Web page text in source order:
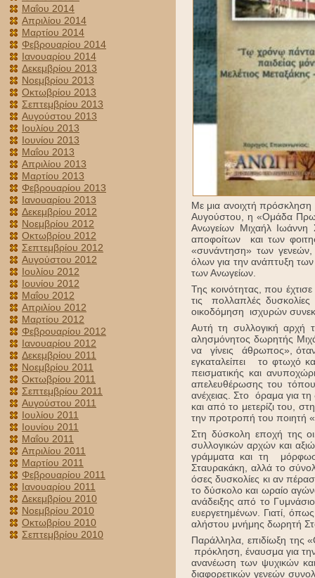
Μαΐου 2014
Απριλίου 2014
Μαρτίου 2014
Φεβρουαρίου 2014
Ιανουαρίου 2014
Δεκεμβρίου 2013
Νοεμβρίου 2013
Οκτωβρίου 2013
Σεπτεμβρίου 2013
Αυγούστου 2013
Ιουλίου 2013
Ιουνίου 2013
Μαΐου 2013
Απριλίου 2013
Μαρτίου 2013
Φεβρουαρίου 2013
Ιανουαρίου 2013
Δεκεμβρίου 2012
Νοεμβρίου 2012
Οκτωβρίου 2012
Σεπτεμβρίου 2012
Αυγούστου 2012
Ιουλίου 2012
Ιουνίου 2012
Μαΐου 2012
Απριλίου 2012
Μαρτίου 2012
Φεβρουαρίου 2012
Ιανουαρίου 2012
Δεκεμβρίου 2011
Νοεμβρίου 2011
Οκτωβρίου 2011
Σεπτεμβρίου 2011
Αυγούστου 2011
Ιουλίου 2011
Ιουνίου 2011
Μαΐου 2011
Απριλίου 2011
Μαρτίου 2011
Φεβρουαρίου 2011
Ιανουαρίου 2011
Δεκεμβρίου 2010
Νοεμβρίου 2010
Οκτωβρίου 2010
Σεπτεμβρίου 2010
Με μια ανοιχτή πρόσκληση
Αυγούστου, η «Ομάδα
Ανωγείων Μιχαήλ
αποφοίτων και των
«συνάντηση» των
όλων για την ανάπτυξη
των Ανωγείων.
Της κοινότητας, που
τις πολλαπλές
οικοδόμηση ισχυρών
Αυτή τη συλλογική αρχή
αλησμόνητος δωρητής
να γίνεις άθρωπος»,
εγκαταλείπει το φτωχό
πεισματικής και
απελευθέρωσης του
ανέχειας. Στο όραμα για
και από το μετερίζι του,
την προτροπή του ποιητή
Στη δύσκολη εποχή της
συλλογικών αρχών και
γράμματα και τη
Σταυρακάκη, αλλά το
όσες δυσκολίες κι αν
το δύσκολο και ωραίο
ανάδειξης από το
ευεργετημένων. Γιατί,
αλήστου μνήμης δωρητή
Παράλληλα, επιδίωξη της
πρόκληση, έναυσμα για
ανανέωση των ψυχικών
διαφορετικών γενεών